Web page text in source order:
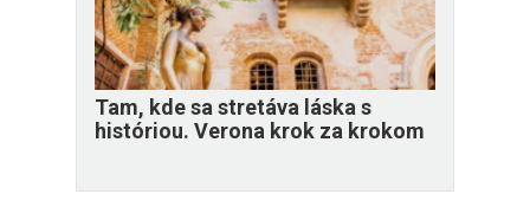
Tam, kde sa stretáva láska s
históriou. Verona krok za krokom